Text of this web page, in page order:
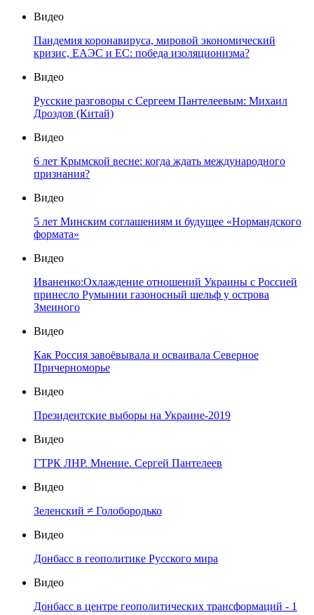
Видео
Пандемия коронавируса, мировой экономический
кризис, ЕАЭС и ЕС: победа изоляционизма?
Видео
Русские разговоры с Сергеем Пантелеевым: Михаил
Дроздов (Китай)
Видео
6 лет Крымской весне: когда ждать международного
признания?
Видео
5 лет Минским соглашениям и будущее «Нормандского
формата»
Видео
Иваненко:Охлаждение отношений Украины с Россией
принесло Румынии газоносный шельф у острова
Змеиного
Видео
Как Россия завоёвывала и осваивала Северное
Причерноморье
Видео
Президентские выборы на Украине-2019
Видео
ГТРК ЛНР. Мнение. Сергей Пантелеев
Видео
Зеленский ≠ Голобородько
Видео
Донбасс в геополитике Русского мира
Видео
Донбасс в центре геополитических трансформаций - 1